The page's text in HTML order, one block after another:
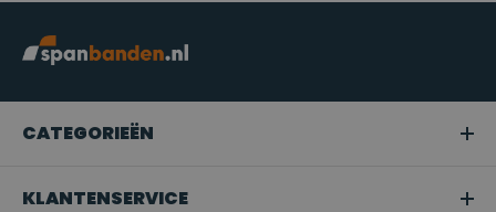
CATEGORIEËN
KLANTENSERVICE